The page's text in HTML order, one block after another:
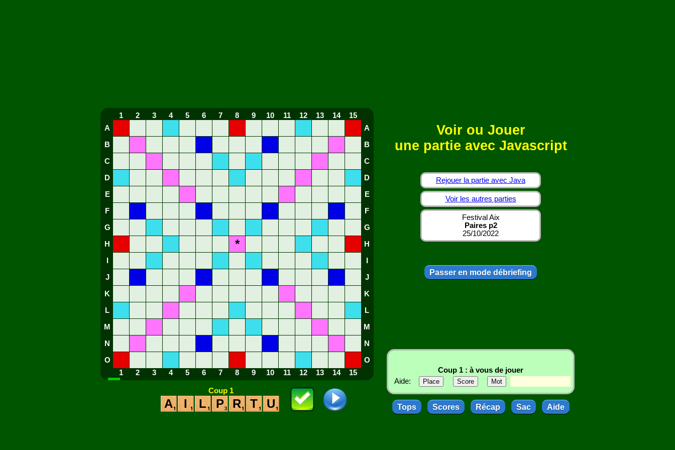
1 2 3 4 5 6 7 8 9 10 11 12 13 14
15
A
A
B B
C C
D D
E E
F F
G G
H * H
J J
K K
L L
M M
N N
O
O
1
2 3 4 5 6 7 8 9 10 11 12 13 14 15
Coup 1
A I L P R T U
Voir ou Jouer
une partie avec Javascript
Rejouer la partie avec Java
Voir les autres parties
Festival Aix
Paires p2
25/10/2022
Passer en mode débriefing
Coup 1 : à vous de jouer
Aide:
Tops Scores Récap Sac Aide